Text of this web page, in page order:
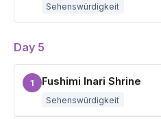
Sehenswürdigkeit
Day 5
1 Fushimi Inari Shrine
Sehenswürdigkeit